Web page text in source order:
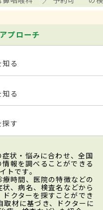
プローチ
知る
知る
探す
状・悩みに合わせ、全国
報を調べることができる
トです。
時間、医院の特徴などの
、病名、検査名などから
クターを探すことができ
取材に基づき、ドクターに